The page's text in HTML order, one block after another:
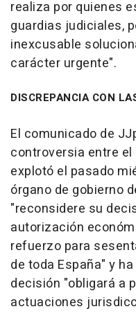
realiza por quienes
guardias judiciales,
inexcusable
carácter urgente".
DISCREPANCIA CON
El comunicado de
controversia entre el
explotó el pasado
órgano de gobierno
"reconsidere su
autorización
refuerzo para
de toda España" y
decisión "obligará a
actuaciones